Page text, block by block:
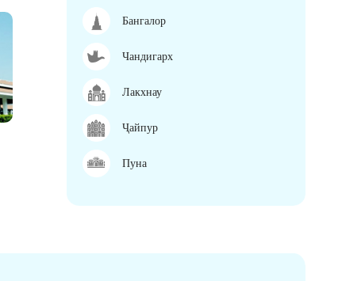
Бангалор
Чандигарх
Лакхнау
Ҷайпур
Пуна